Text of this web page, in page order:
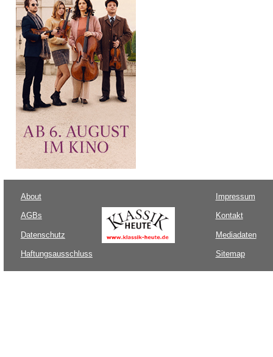
About
AGBs
Datenschutz
Haftungsausschluss
Impressum
Kontakt
Mediadaten
Sitemap